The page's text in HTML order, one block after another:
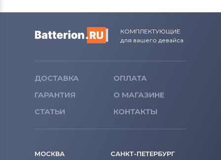
КОМПЛЕКТУЮЩИЕ
для вашего девайса
ДОСТАВКА
ОПЛАТА
ГАРАНТИЯ
О МАГАЗИНЕ
СТАТЬИ
КОНТАКТЫ
МОСКВА САНКТ-ПЕТЕРБУРГ